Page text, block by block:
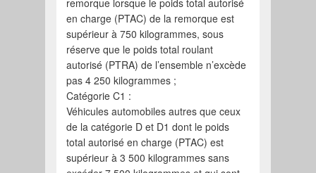
en charge (PTAC) de la remorque est
supérieur à 750 kilogrammes, sous
réserve que le poids total roulant
autorisé (PTRA) de l’ensemble n’excède
pas 4 250 kilogrammes ;
Catégorie C1 :
Véhicules automobiles autres que ceux
de la catégorie D et D1 dont le poids
total autorisé en charge (PTAC) est
supérieur à 3 500 kilogrammes sans